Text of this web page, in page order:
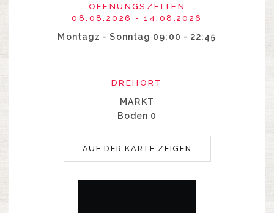
RESTAURANTS
ÖFFNUNGSZEITEN
08.08.2026 - 14.08.2026
Montagz - Sonntag 09:00 - 22:45
DREHORT
MARKT
Boden 0
AUF DER KARTE ZEIGEN